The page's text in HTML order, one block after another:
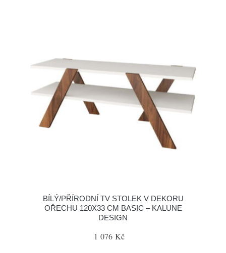
BÍLÝ/PŘÍRODNÍ TV STOLEK V DEKORU
OŘECHU 120X33 CM BASIC – KALUNE
DESIGN
1 076 Kč